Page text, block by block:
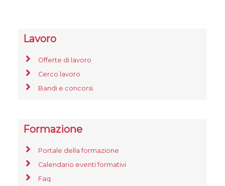
Lavoro
Offerte di lavoro
Cerco lavoro
Bandi e concorsi
Formazione
Portale della formazione
Calendario eventi formativi
Faq